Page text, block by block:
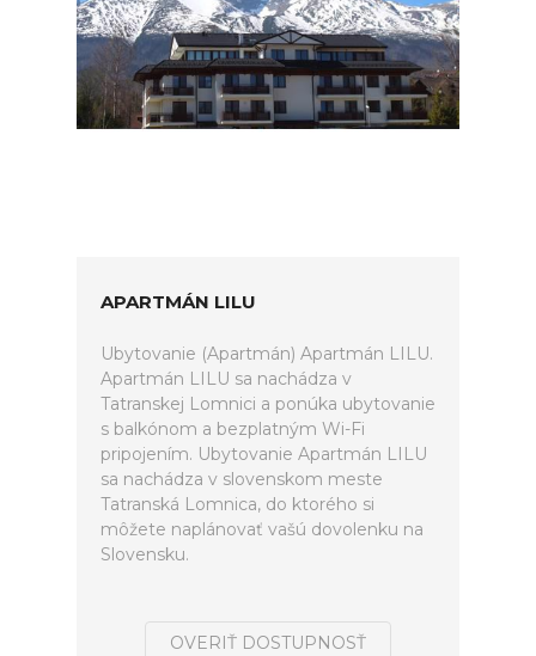
APARTMÁN LILU
Ubytovanie (Apartmán) Apartmán LILU.
Apartmán LILU sa nachádza v
Tatranskej Lomnici a ponúka ubytovanie
s balkónom a bezplatným Wi-Fi
pripojením. Ubytovanie Apartmán LILU
sa nachádza v slovenskom meste
Tatranská Lomnica, do ktorého si
môžete naplánovať vašú dovolenku na
Slovensku.
OVERIŤ DOSTUPNOSŤ